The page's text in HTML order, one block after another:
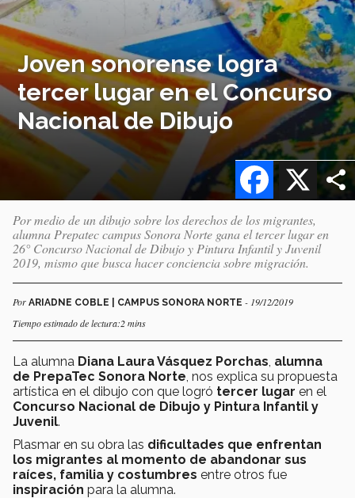
Joven sonorense logra
tercer lugar en el Concurso
Nacional de Dibujo
X
Facebook
Por medio de un dibujo sobre los derechos de los migrantes,
alumna Prepatec campus Sonora Norte gana el tercer lugar en
26° Concurso Nacional de Dibujo y Pintura Infantil y Juvenil
2019, mismo que busca hacer conciencia sobre migración.
Por ARIADNE COBLE | CAMPUS SONORA NORTE - 19/12/2019
Tiempo estimado de lectura:2 mins
La alumna Diana Laura Vásquez Porchas alumna
de PrepaTec Sonora Norte , nos explica su propuesta
artística en el dibujo con que logró tercer lugar en el
Concurso Nacional de Dibujo y Pintura Infantil y
Juvenil.
Plasmar en su obra las dificultades que enfrentan
los migrantes al momento de abandonar sus
raíces, familia y costumbres entre otros fue
inspiración para la alumna.